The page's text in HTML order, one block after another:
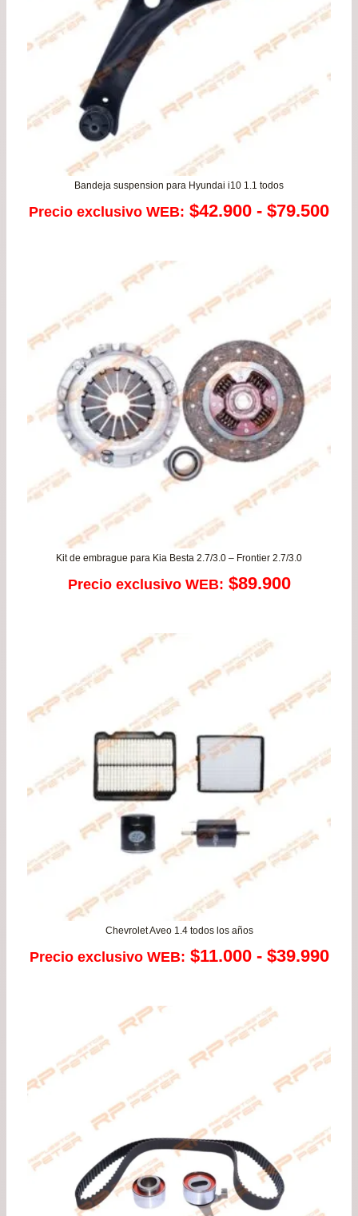
Bandeja suspension para Hyundai i10 1.1 todos
Precio exclusivo WEB: $42.900 - $79.500
Kit de embrague para Kia Besta 2.7/3.0 – Frontier 2.7/3.0
Precio exclusivo WEB: $89.900
Chevrolet Aveo 1.4 todos los años
Precio exclusivo WEB: $11.000 - $39.990